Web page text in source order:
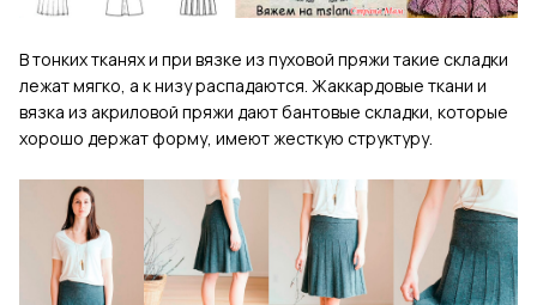
В тонких тканях и при вязке из пуховой пряжи такие складки
лежат мягко, а к низу распадаются. Жаккардовые ткани и
вязка из акриловой пряжи дают бантовые складки, которые
хорошо держат форму, имеют жесткую структуру.